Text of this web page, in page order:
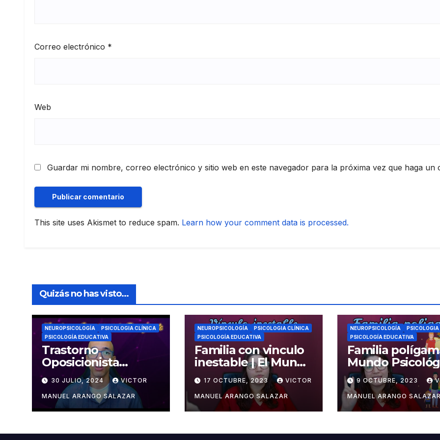
Correo electrónico *
Web
Guardar mi nombre, correo electrónico y sitio web en este navegador para la próxima vez que haga un
This site uses Akismet to reduce spam. Learn how your comment data is processed.
Quizás no has visto...
NEUROPSICOLOGÍA
PSICOLOGIA CLÍNICA
PSICOLOGÍA EDUCATIVA
Trastorno
Oposicionista
Desafiante (TOD) |
El Mundo
Psicológico
30 JULIO, 2024 VICTOR
MANUEL ARANGO SALAZAR
NEUROPSICOLOGÍA
PSICOLOGIA CLÍNICA
PSICOLOGÍA EDUCATIVA
Familia con vinculo
inestable | El Mundo
Psicológico
17 OCTUBRE, 2023 VICTOR
MANUEL ARANGO SALAZAR
NEUROPSICOLOGÍA
PSICOLOGÍA EDUCATIVA
Familia
Mundo
9 OCTUBRE, 2023
MANUEL ARANGO SALAZAR